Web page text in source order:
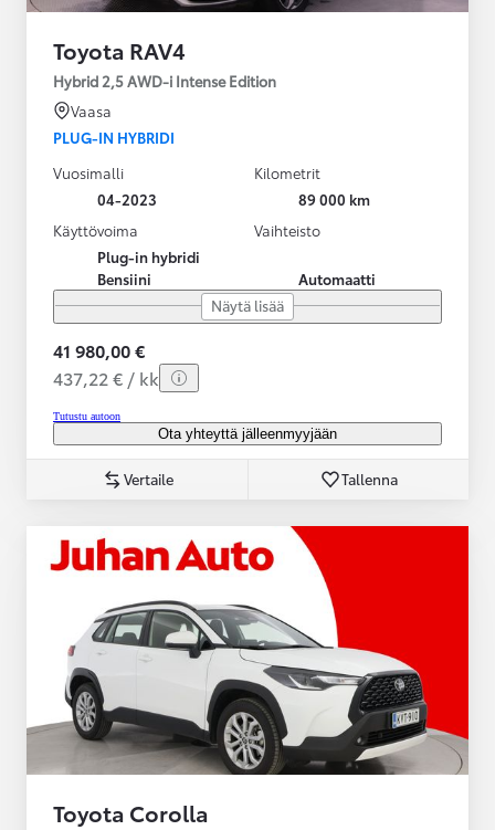
Toyota RAV4
Hybrid 2,5 AWD-i Intense Edition
Vaasa
PLUG-IN HYBRIDI
Vuosimalli
04-2023
Kilometrit
89 000 km
Käyttövoima
Plug-in hybridi
Bensiini
Vaihteisto
Automaatti
Näytä lisää
41 980,00 €
437,22 € / kk
Tutustu autoon
Ota yhteyttä jälleenmyyjään
Vertaile Tallenna
Toyota Corolla